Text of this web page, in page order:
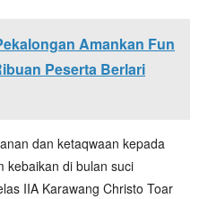
Amankan Fun
Peserta Berlari
dan ketaqwaan kepada
kebaikan di bulan suci
IIA Karawang Christo Toar